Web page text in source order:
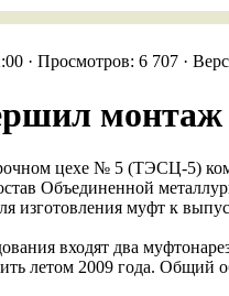
· Просмотров: 6 707 ·
монтаж
цехе № 5 (ТЭСЦ-5)
Объединенной
изготовления муфт к
входят два
летом 2009 года. Общий